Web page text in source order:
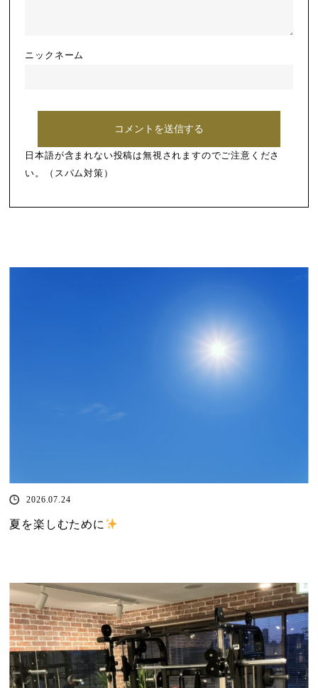
ニックネーム
日本語が含まれない投稿は無視されますのでご注意くださ
い。（スパム対策）
2026.07.24
夏を楽しむために